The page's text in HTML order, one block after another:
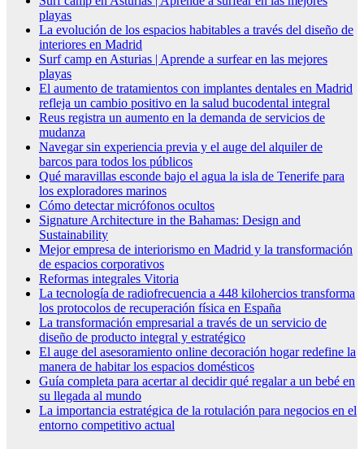
playas
La evolución de los espacios habitables a través del diseño de
interiores en Madrid
Surf camp en Asturias | Aprende a surfear en las mejores
playas
El aumento de tratamientos con implantes dentales en Madrid
refleja un cambio positivo en la salud bucodental integral
Reus registra un aumento en la demanda de servicios de
mudanza
Navegar sin experiencia previa y el auge del alquiler de
barcos para todos los públicos
Qué maravillas esconde bajo el agua la isla de Tenerife para
los exploradores marinos
Cómo detectar micrófonos ocultos
Signature Architecture in the Bahamas: Design and
Sustainability
Mejor empresa de interiorismo en Madrid y la transformación
de espacios corporativos
Reformas integrales Vitoria
La tecnología de radiofrecuencia a 448 kilohercios transforma
los protocolos de recuperación física en España
La transformación empresarial a través de un servicio de
diseño de producto integral y estratégico
El auge del asesoramiento online decoración hogar redefine la
manera de habitar los espacios domésticos
Guía completa para acertar al decidir qué regalar a un bebé en
su llegada al mundo
La importancia estratégica de la rotulación para negocios en el
entorno competitivo actual